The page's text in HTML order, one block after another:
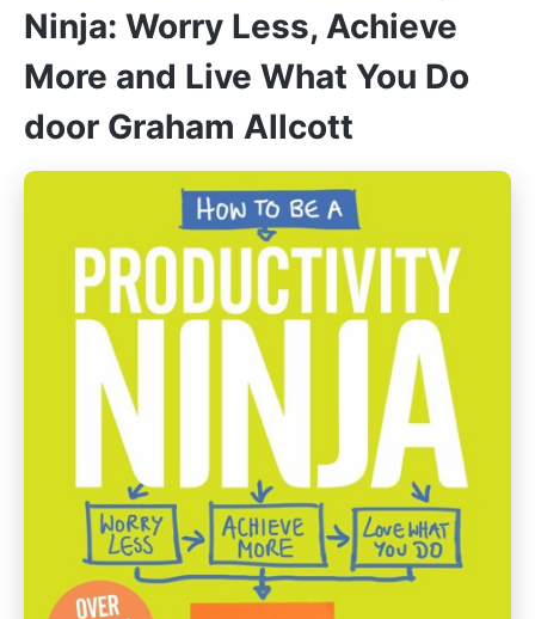
Ninja: Worry Less, Achieve
More and Live What You Do
door Graham Allcott